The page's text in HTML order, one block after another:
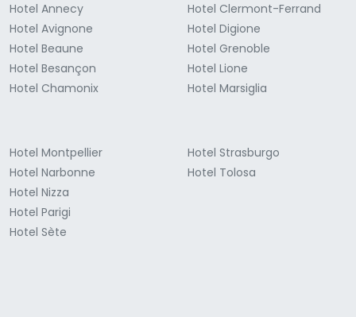
Hotel Annecy
Hotel Avignone
Hotel Beaune
Hotel Besançon
Hotel Chamonix
Hotel Clermont-Ferrand
Hotel Digione
Hotel Grenoble
Hotel Lione
Hotel Marsiglia
Hotel Montpellier
Hotel Narbonne
Hotel Nizza
Hotel Parigi
Hotel Sète
Hotel Strasburgo
Hotel Tolosa